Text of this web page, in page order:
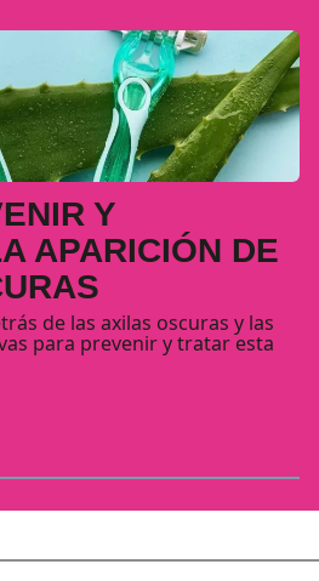
Y
APARICIÓN DE
de las axilas oscuras y las
para prevenir y tratar esta